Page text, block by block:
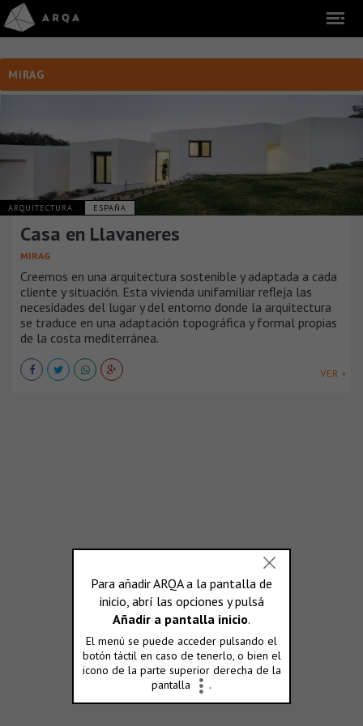
MIRAG
ARQUITECTURA ESPAÑA
Casa en Llavaneres
MIRAG
Creemos en una arquitectura sostenible y adaptada a cada
cliente y situación. Esta vivienda unifamiliar refleja las
necesidades del lugar y del entorno donde la arquitectura
se traduce en una adaptación topográfica y formal propias
de la costa mediterránea.
VER +